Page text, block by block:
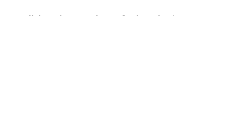
collaboration avec des professionnels
tels que